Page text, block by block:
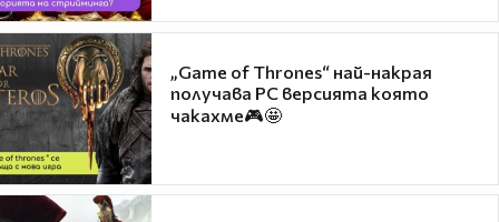
„Game of Thrones“ най-накрая
получава PC версията която
чакахме🎮🤩